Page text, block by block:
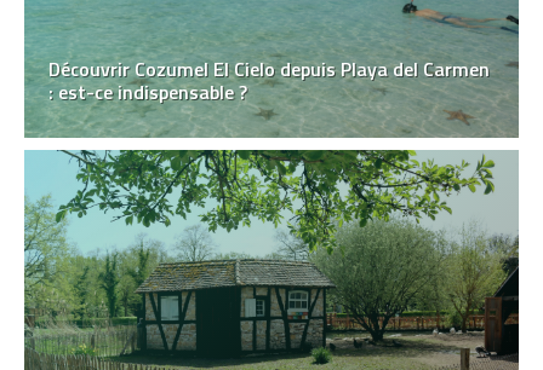
Découvrir Cozumel El Cielo depuis Playa del Carmen
: est-ce indispensable ?